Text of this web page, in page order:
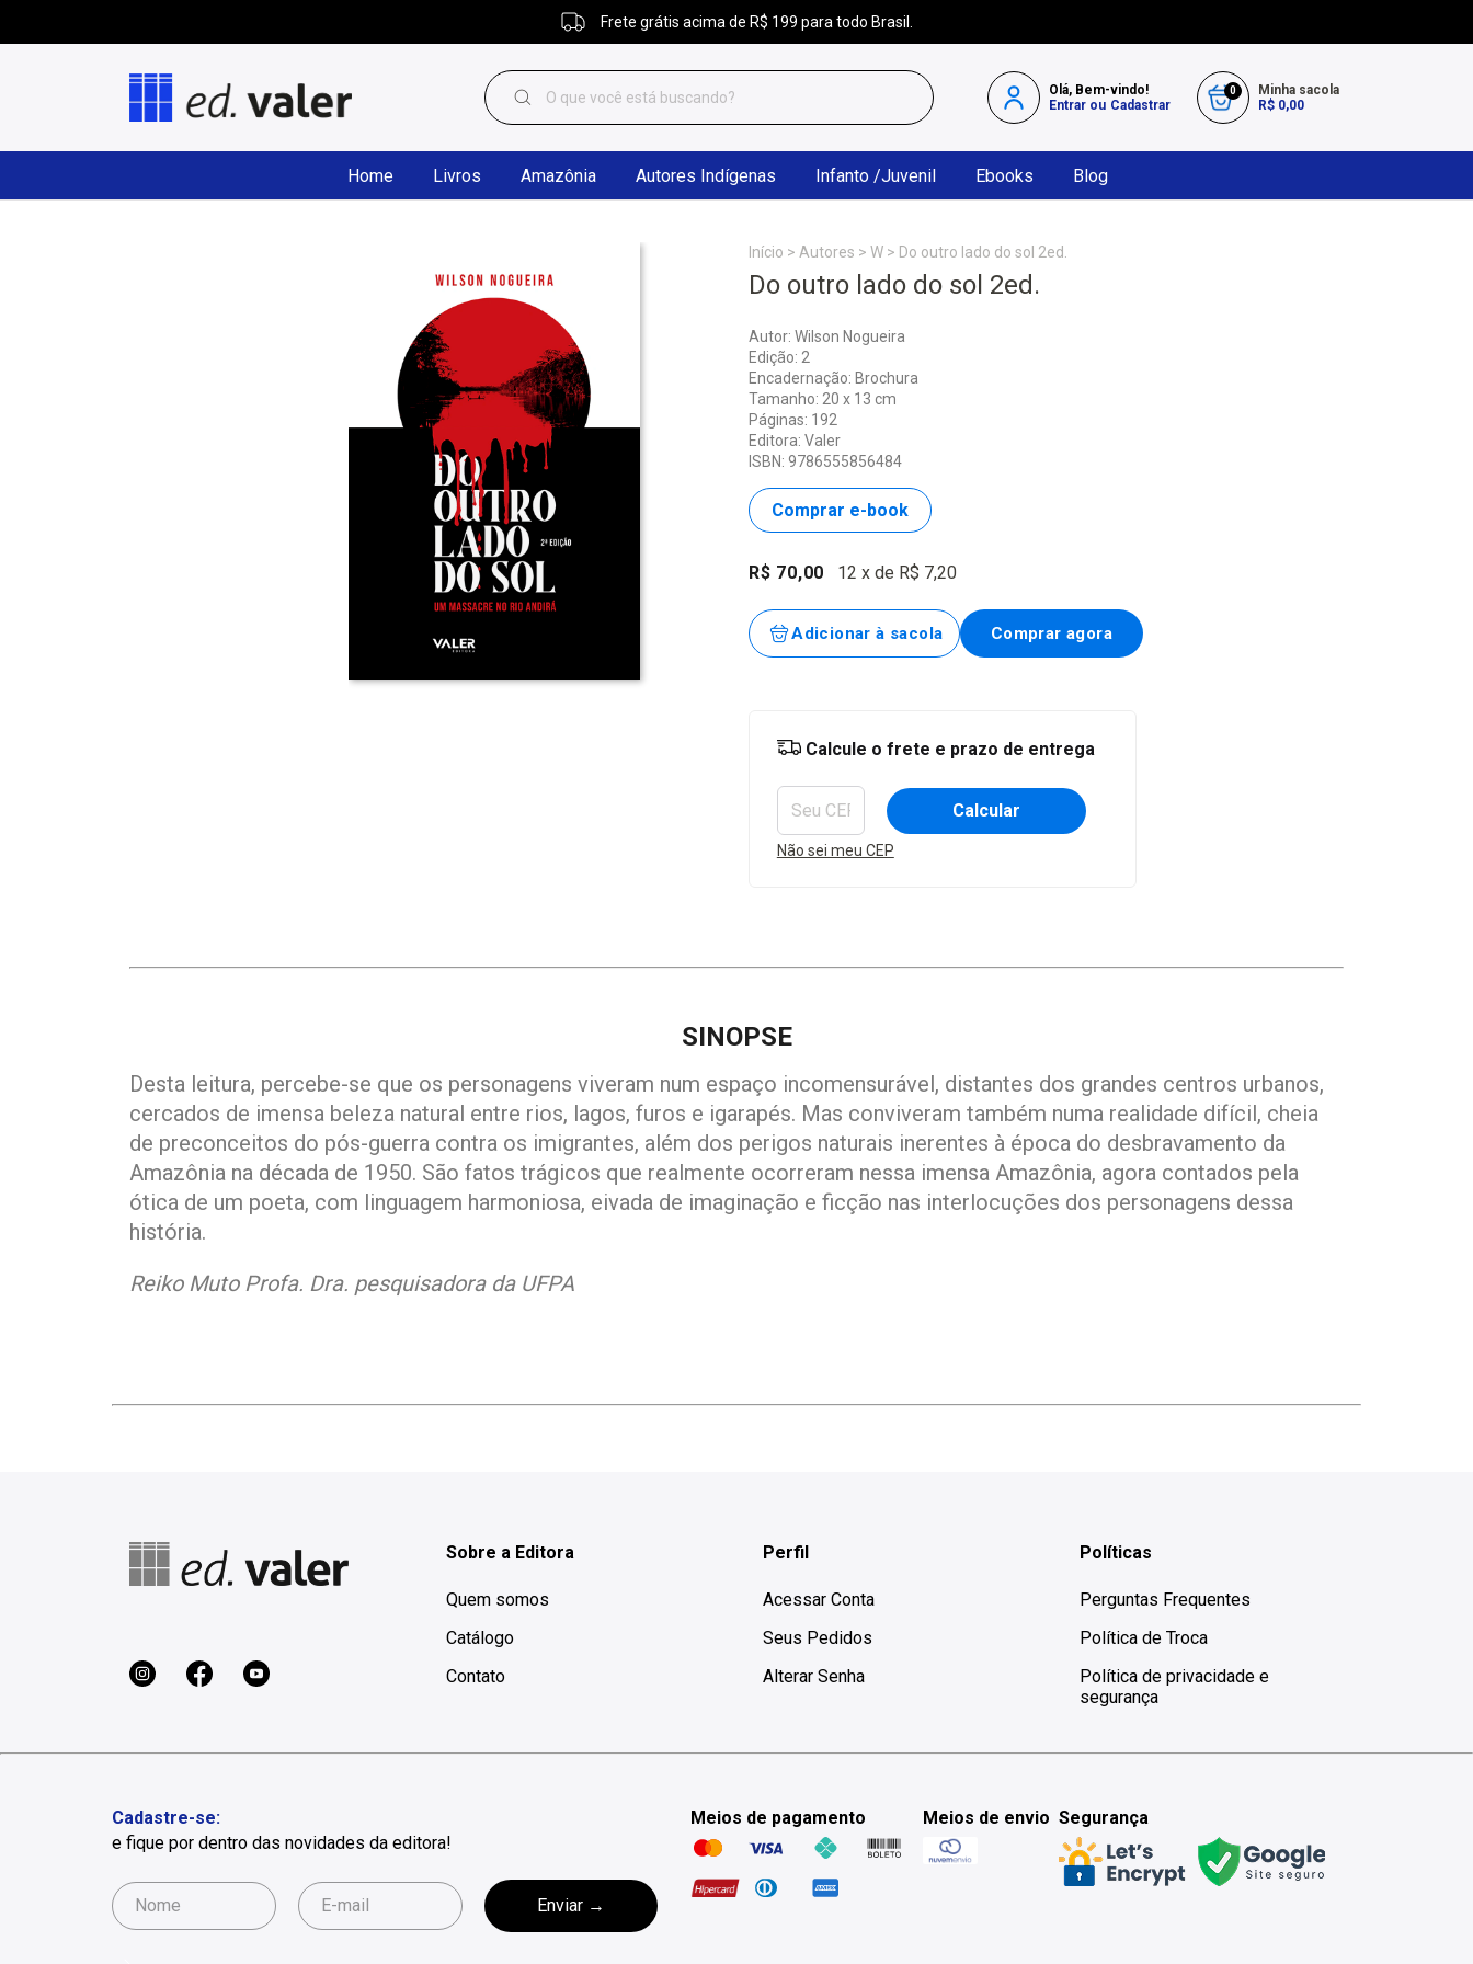
Frete grátis acima de R$ 199 para todo Brasil.
Olá, Bem-vindo!
Entrar ou Cadastrar
0
Minha sacola
R$ 0,00
Home Livros Amazônia Autores Indígenas Infanto /Juvenil Ebooks Blog
Início > Autores > W > Do outro lado do sol 2ed.
Do outro lado do sol 2ed.
Autor: Wilson Nogueira
Edição: 2
Encadernação: Brochura
Tamanho: 20 x 13 cm
Páginas: 192
Editora: Valer
ISBN: 9786555856484
Comprar e-book
R$ 70,00 12 x de R$ 7,20
Entregas para o CEP: Alterar CEP
Calcule o frete e prazo de entrega
Calcular
Não sei meu CEP
SINOPSE
Desta leitura, percebe-se que os personagens viveram num espaço incomensurável, distantes dos grandes centros urbanos,
cercados de imensa beleza natural entre rios, lagos, furos e igarapés. Mas conviveram também numa realidade difícil, cheia
de preconceitos do pós-guerra contra os imigrantes, além dos perigos naturais inerentes à época do desbravamento da
Amazônia na década de 1950. São fatos trágicos que realmente ocorreram nessa imensa Amazônia, agora contados pela
ótica de um poeta, com linguagem harmoniosa, eivada de imaginação e ficção nas interlocuções dos personagens dessa
história.
Reiko Muto Profa. Dra. pesquisadora da UFPA
Sobre a Editora
Quem somos
Catálogo
Contato
Perfil
Acessar Conta
Seus Pedidos
Alterar Senha
Políticas
Perguntas Frequentes
Política de Troca
Política de privacidade e
segurança
Cadastre-se:
e fique por dentro das novidades da editora!
Meios de pagamento Meios de envio Segurança